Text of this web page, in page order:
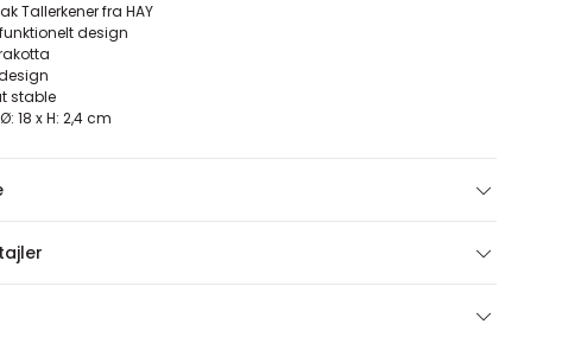
Tallerkener fra HAY
design
stable
18 x H: 2,4 cm